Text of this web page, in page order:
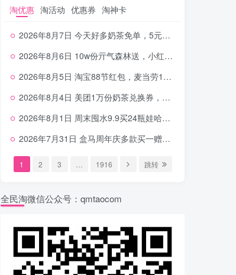
淘优惠 淘活动 优惠券 淘神卡
2026年8月7日 今天好多奶茶免单，5元农行省钱卡，京东抢0.01沪上，邮储5.88元等
2026年8月6日 10w份亓气森林送，小红书12元无门槛，中行电费30-10，0元柠檬水+0撸汉堡等
2026年8月5日 淘宝88节红包，麦当劳150万份柠檬水，三万份瑞幸免单，霸王9万份0.01券等
2026年8月4日 美团1万份奶茶兑换券，农行5E卡，中行支付超给利，美团领18个冰激凌，小米每天领2-6元等等
2026年8月1日 周末囤水9.9买24瓶娃哈哈，建行100元京东券，移动5元话费，麦当劳甜筒，交行立减金等
2026年7月31日 盒马周年庆多款买一赠一，饿了么拆红包，建行30立减金，农行领10元刷卡金等
1 2 3 1916 跳转
全民淘微信公众号：qmtaocom